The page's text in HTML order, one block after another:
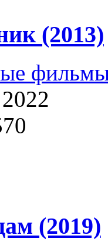
(2013)
(2019)